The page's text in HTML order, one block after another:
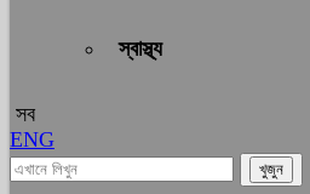
স্বাস্থ্য
সব
ENG